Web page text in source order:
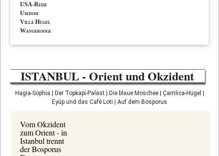
USA-Reise
Usedom
Villa Hügel
Wangerooge
ISTANBUL - Orient und Okzident
Hagia-Sophia | Der Topkapi-Palast | Die blaue Moschee | Çamlica-Hügel |
Eyüp und das Café Loti | Auf dem Bosporus
Vom Okzident
zum Orient - in
Istanbul trennt
der Bosporus